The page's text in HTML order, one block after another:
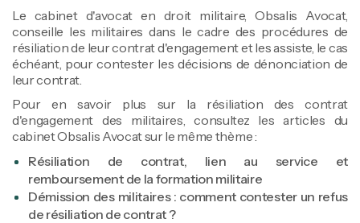
Le cabinet d'avocat en droit militaire, Obsalis Avocat,
conseille les militaires dans le cadre des procédures de
résiliation de leur contrat d'engagement et les assiste, le cas
échéant, pour contester les décisions de dénonciation de
leur contrat.
Pour en savoir plus sur la résiliation des contrat
d'engagement des militaires, consultez les articles du
cabinet Obsalis Avocat sur le même thème :
Résiliation de contrat, lien au service et
remboursement de la formation militaire
Démission des militaires : comment contester un refus
de résiliation de contrat ?